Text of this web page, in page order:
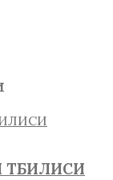
ТБИЛИСИ